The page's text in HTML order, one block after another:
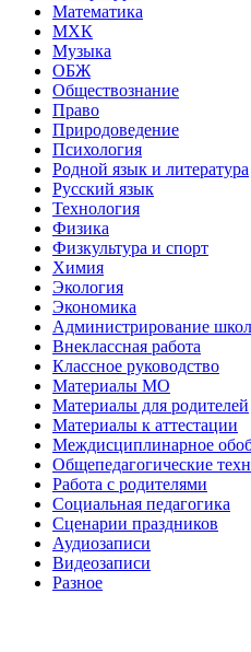
Математика
МХК
Музыка
ОБЖ
Обществознание
Право
Природоведение
Психология
Родной язык и литература
Русский язык
Технология
Физика
Физкультура и спорт
Химия
Экология
Экономика
Администрирование
Внеклассная работа
Классное руководство
Материалы МО
Материалы для родителей
Материалы к аттестации
Междисциплинарное
Общепедагогические
Работа с родителями
Социальная педагогика
Сценарии праздников
Аудиозаписи
Видеозаписи
Разное